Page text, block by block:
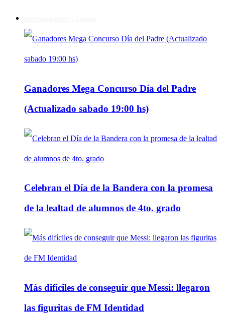
Ganadores Mega Concurso Día del Padre
(Actualizado sabado 19:00 hs)
Celebran el Día de la Bandera con la promesa
de la lealtad de alumnos de 4to. grado
Más difíciles de conseguir que Messi: llegaron
las figuritas de FM Identidad